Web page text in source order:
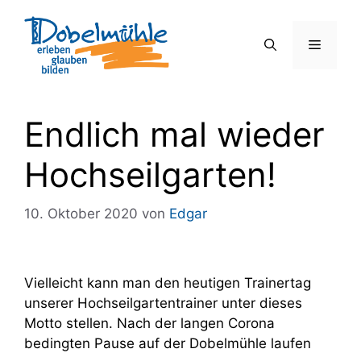
Inhalt
springen
Menü
Endlich mal wieder
Hochseilgarten!
10. Oktober 2020 von Edgar
Vielleicht kann man den heutigen Trainertag
unserer Hochseilgartentrainer unter dieses
Motto stellen. Nach der langen Corona
bedingten Pause auf der Dobelmühle laufen